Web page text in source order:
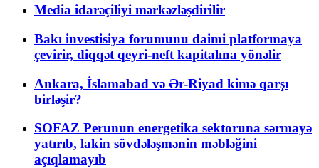
Media idarəçiliyi mərkəzləşdirilir
Bakı investisiya forumunu daimi platformaya
çevirir, diqqət qeyri-neft kapitalına yönəlir
Ankara, İslamabad və Ər-Riyad kimə qarşı
birləşir?
SOFAZ Perunun energetika sektoruna sərmayə
yatırıb, lakin sövdələşmənin məbləğini
açıqlamayıb